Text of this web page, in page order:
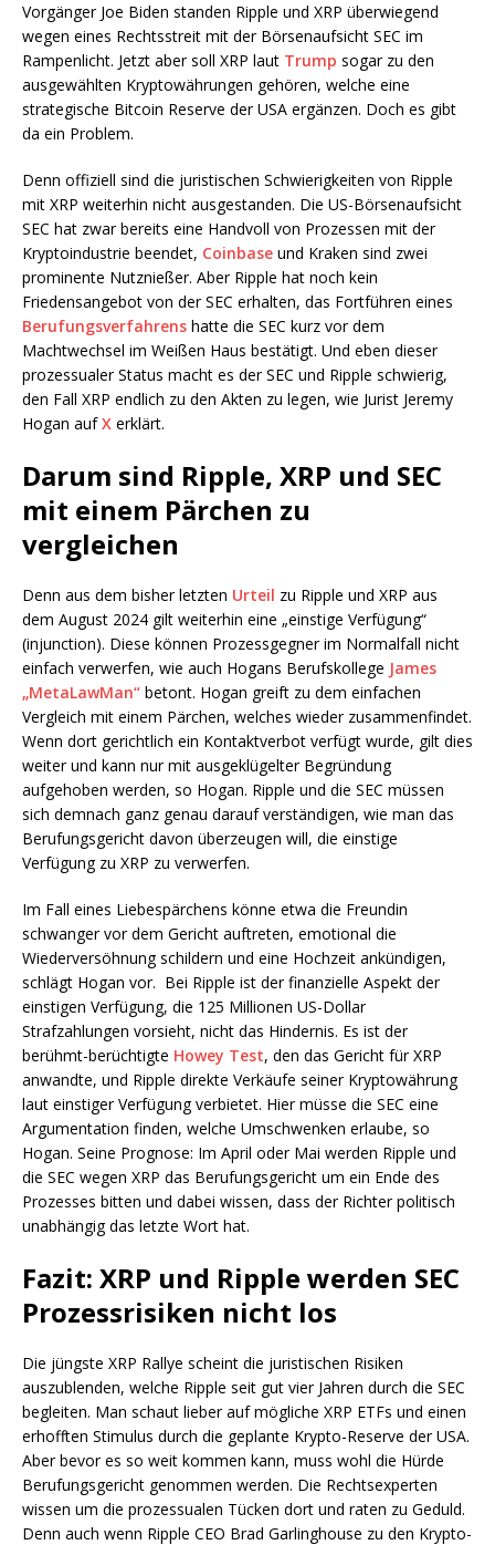
Vorgänger Joe Biden standen Ripple und XRP überwiegend
wegen eines Rechtsstreit mit der Börsenaufsicht SEC im
Rampenlicht. Jetzt aber soll XRP laut Trump sogar zu den
ausgewählten Kryptowährungen gehören, welche eine
strategische Bitcoin Reserve der USA ergänzen. Doch es gibt
da ein Problem.
Denn offiziell sind die juristischen Schwierigkeiten von Ripple
mit XRP weiterhin nicht ausgestanden. Die US-Börsenaufsicht
SEC hat zwar bereits eine Handvoll von Prozessen mit der
Kryptoindustrie beendet, Coinbase und Kraken sind zwei
prominente Nutznießer. Aber Ripple hat noch kein
Friedensangebot von der SEC erhalten, das Fortführen eines
Berufungsverfahrens hatte die SEC kurz vor dem
Machtwechsel im Weißen Haus bestätigt. Und eben dieser
prozessualer Status macht es der SEC und Ripple schwierig,
den Fall XRP endlich zu den Akten zu legen, wie Jurist Jeremy
Hogan aufX erklärt.
Darum sind Ripple, XRP und SEC
mit einem Pärchen zu
vergleichen
Denn aus dem bisher letzten Urteil zu Ripple und XRP aus
dem August 2024 gilt weiterhin eine „einstige Verfügung“
(injunction). Diese können Prozessgegner im Normalfall nicht
einfach verwerfen, wie auch Hogans Berufskollege James
„MetaLawMan“ betont. Hogan greift zu dem einfachen
Vergleich mit einem Pärchen, welches wieder zusammenfindet.
Wenn dort gerichtlich ein Kontaktverbot verfügt wurde, gilt dies
weiter und kann nur mit ausgeklügelter Begründung
aufgehoben werden, so Hogan. Ripple und die SEC müssen
sich demnach ganz genau darauf verständigen, wie man das
Berufungsgericht davon überzeugen will, die einstige
Verfügung zu XRP zu verwerfen.
Im Fall eines Liebespärchens könne etwa die Freundin
schwanger vor dem Gericht auftreten, emotional die
Wiederversöhnung schildern und eine Hochzeit ankündigen,
schlägt Hogan vor. Bei Ripple ist der finanzielle Aspekt der
einstigen Verfügung, die 125 Millionen US-Dollar
Strafzahlungen vorsieht, nicht das Hindernis. Es ist der
berühmt-berüchtigte Howey Test, den das Gericht für XRP
anwandte, und Ripple direkte Verkäufe seiner Kryptowährung
laut einstiger Verfügung verbietet. Hier müsse die SEC eine
Argumentation finden, welche Umschwenken erlaube, so
Hogan. Seine Prognose: Im April oder Mai werden Ripple und
die SEC wegen XRP das Berufungsgericht um ein Ende des
Prozesses bitten und dabei wissen, dass der Richter politisch
unabhängig das letzte Wort hat.
Fazit: XRP und Ripple werden SEC
Prozessrisiken nicht los
Die jüngste XRP Rallye scheint die juristischen Risiken
auszublenden, welche Ripple seit gut vier Jahren durch die SEC
begleiten. Man schaut lieber auf mögliche XRP ETFs und einen
erhofften Stimulus durch die geplante Krypto-Reserve der USA.
Aber bevor es so weit kommen kann, muss wohl die Hürde
Berufungsgericht genommen werden. Die Rechtsexperten
wissen um die prozessualen Tücken dort und raten zu Geduld.
Denn auch wenn Ripple CEO Brad Garlinghouse zu den Krypto-